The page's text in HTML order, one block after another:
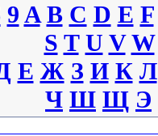
9 A B C D E F
S T U V W
Е Ж З И К Л
Ч Ш Щ Э